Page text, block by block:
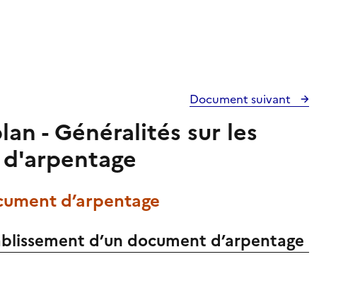
Document suivant
- Généralités sur les
d’arpentage
d’un document d’arpentage